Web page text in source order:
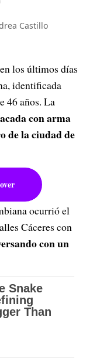
Castillo
los últimos días
identificada
46 años. La
con arma
de la ciudad de
ocurrió el
Cáceres con
con un